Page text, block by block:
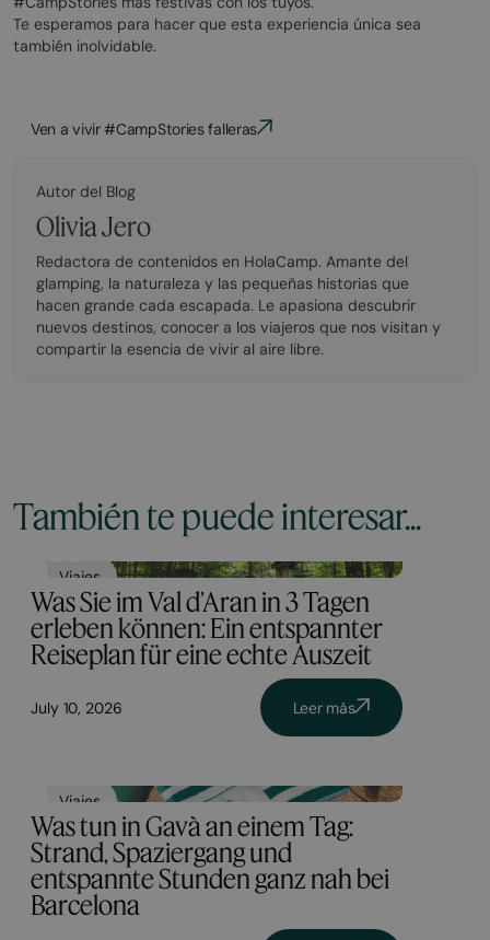
Te esperamos para hacer que esta experiencia única sea
también inolvidable.
Ven a vivir #CampStories falleras
Autor del Blog
Olivia Jero
Redactora de contenidos en HolaCamp. Amante del
glamping, la naturaleza y las pequeñas historias que
hacen grande cada escapada. Le apasiona descubrir
nuevos destinos, conocer a los viajeros que nos visitan y
compartir la esencia de vivir al aire libre.
También te puede interesar...
Viajes
Was Sie im Val d’Aran in 3 Tagen
erleben können: Ein entspannter
Reiseplan für eine echte Auszeit
July 10, 2026 Leer más
Viajes
Was tun in Gavà an einem Tag:
Strand, Spaziergang und
entspannte Stunden ganz nah bei
Barcelona